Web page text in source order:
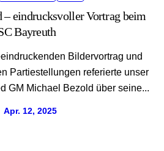
eindrucksvoller Vortrag beim
Bayreuth
Bildervortrag und
Partiestellungen referierte unser
GM Michael Bezold über seine...
Apr. 12, 2025